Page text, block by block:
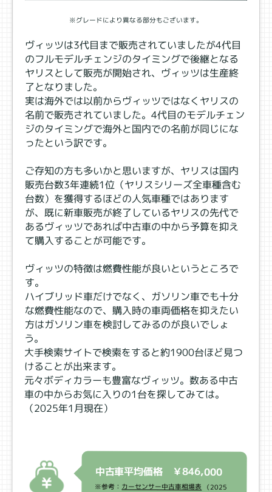
※グレードにより異なる部分もございます。
ヴィッツは3代目まで販売されていましたが4代目
のフルモデルチェンジのタイミングで後継となる
ヤリスとして販売が開始され、ヴィッツは生産終
了となりました。
実は海外では以前からヴィッツではなくヤリスの
名前で販売されていました。4代目のモデルチェン
ジのタイミングで海外と国内での名前が同じにな
ったという訳です。
ご存知の方も多いかと思いますが、ヤリスは国内
販売台数3年連続1位（ヤリスシリーズ全車種含む
台数）を獲得するほどの人気車種ではあります
が、既に新車販売が終了しているヤリスの先代で
あるヴィッツであれば中古車の中から予算を抑え
て購入することが可能です。
ヴィッツの特徴は燃費性能が良いというところで
す。
ハイブリッド車だけでなく、ガソリン車でも十分
な燃費性能なので、購入時の車両価格を抑えたい
方はガソリン車を検討してみるのが良いでしょ
う。
大手検索サイトで検索をすると約1900台ほど見つ
けることが出来ます。
元々ボディカラーも豊富なヴィッツ。数ある中古
車の中からお気に入りの1台を探してみては。
（2025年1月現在）
中古車平均価格 ￥846,000
※参考： カーセンサー中古車相場表 （2025